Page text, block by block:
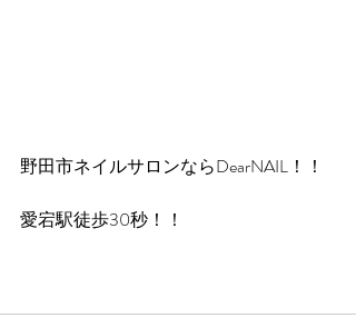
野田市ネイルサロンならDearNAIL！！
愛宕駅徒歩30秒！！